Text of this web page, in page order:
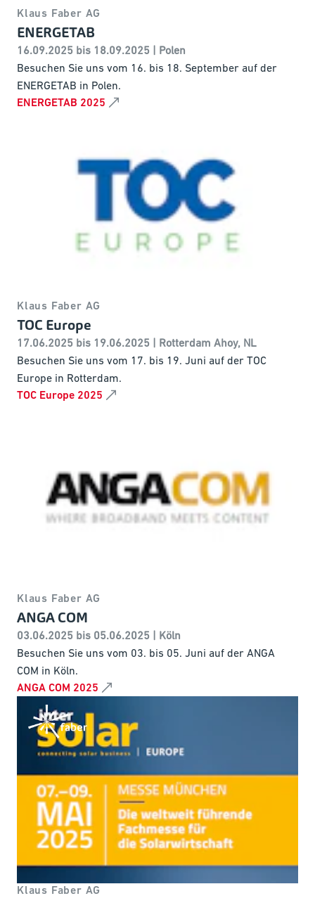
Klaus Faber AG
ENERGETAB
16.09.2025 bis 18.09.2025 | Polen
Besuchen Sie uns vom 16. bis 18. September auf der
ENERGETAB in Polen.
ENERGETAB 2025
Klaus Faber AG
TOC Europe
17.06.2025 bis 19.06.2025 | Rotterdam Ahoy, NL
Besuchen Sie uns vom 17. bis 19. Juni auf der TOC
Europe in Rotterdam.
TOC Europe 2025
Klaus Faber AG
ANGA COM
03.06.2025 bis 05.06.2025 | Köln
Besuchen Sie uns vom 03. bis 05. Juni auf der ANGA
COM in Köln.
ANGA COM 2025
Klaus Faber AG